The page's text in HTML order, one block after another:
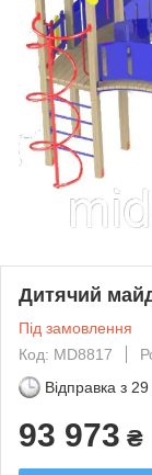
Дитячий
Під замовлення
Код: MD8817
Відправка з
93 973 ₴